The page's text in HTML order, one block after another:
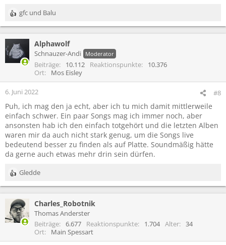
R
e
t
i
n
n
:
gfc und Balu
Alphawolf
Schnauzer-Andi Moderator
Beiträge 10.112 Reaktionspunkte
10.376
Ort
Mos Eisley
6. Juni 2022 #8
Puh, ich mag den ja echt, aber ich tu mich damit mittlerweile
einfach schwer. Ein paar Songs mag ich immer noch, aber
ansonsten hab ich den einfach totgehört und die letzten Alben
waren mir da auch nicht stark genug, um die Songs live
bedeutend besser zu finden als auf Platte. Soundmäßig hätte
da gerne auch etwas mehr drin sein dürfen.
R
e
k
t
i
n
Gledde
Charles_Robotnik
Thomas Anderster
Beiträge
6.677 Reaktionspunkte 1.704 Alter
34
Ort
Main Spessart